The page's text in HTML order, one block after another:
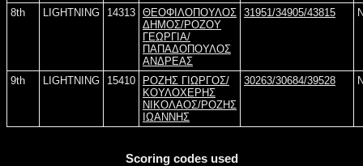
8th LIGHTNING 14313 ΘΕΟΦΙΛΟΠΟΥΛΟΣ
ΔΗΜΟΣ/ΡΟΖΟΥ
ΓΕΩΡΓΙΑ/
ΠΑΠΑΔΟΠΟΥΛΟΣ
ΑΝΔΡΕΑΣ
31951/34905/43815
9th LIGHTNING 15410
ΡΟΖΗΣ ΓΙΩΡΓΟΣ/
ΚΟΥΛΟΧΕΡΗΣ
ΝΙΚΟΛΑΟΣ/ΡΟΖΗΣ
ΙΩΑΝΝΗΣ
30263/30684/39528
Scoring codes used